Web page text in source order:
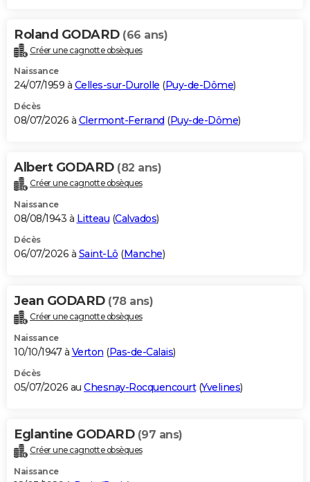
Roland GODARD (66 ans)
Créer une cagnotte obsèques
Naissance
24/07/1959 à Celles-sur-Durolle (Puy-de-Dôme)
Décès
08/07/2026 à Clermont-Ferrand (Puy-de-Dôme)
Albert GODARD (82 ans)
Créer une cagnotte obsèques
Naissance
08/08/1943 à Litteau (Calvados)
Décès
06/07/2026 à Saint-Lô (Manche)
Jean GODARD (78 ans)
Créer une cagnotte obsèques
Naissance
10/10/1947 à Verton (Pas-de-Calais)
Décès
05/07/2026 au Chesnay-Rocquencourt(Yvelines)
Eglantine GODARD (97 ans)
Créer une cagnotte obsèques
Naissance